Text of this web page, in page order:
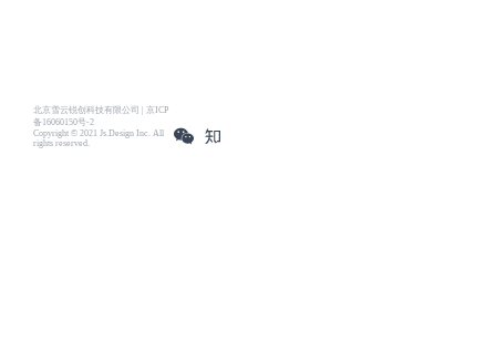
北京雪云锐创科技有限公司 | 京ICP
备16060150号-2
Copyright © 2021 Js.Design Inc. All
rights reserved.